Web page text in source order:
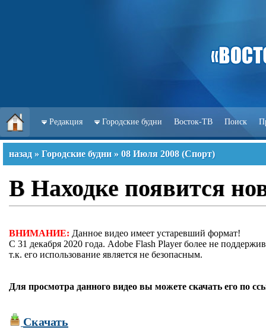
Редакция Городские будни Восток-ТВ Поиск
назад » Городские будни » 08 Июля 2008 (Спорт)
В Находке появится
ВНИМАНИЕ: Данное видео имеет устаревший формат!
С 31 декабря 2020 года. Adobe Flash Player более не
т.к. его использование является не безопасным.
Для просмотра данного видео вы можете скачать его по
Скачать